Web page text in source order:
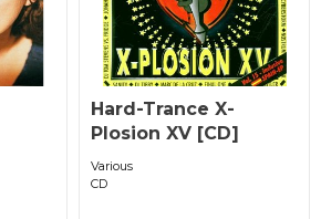
Hard-Trance X-
Plosion XV [CD]
Various
CD